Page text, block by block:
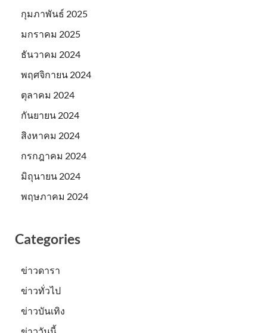
กุมภาพันธ์ 2025
มกราคม 2025
ธันวาคม 2024
พฤศจิกายน 2024
ตุลาคม 2024
กันยายน 2024
สิงหาคม 2024
กรกฎาคม 2024
มิถุนายน 2024
พฤษภาคม 2024
Categories
ข่าวดารา
ข่าวทั่วไป
ข่าวบันเทิง